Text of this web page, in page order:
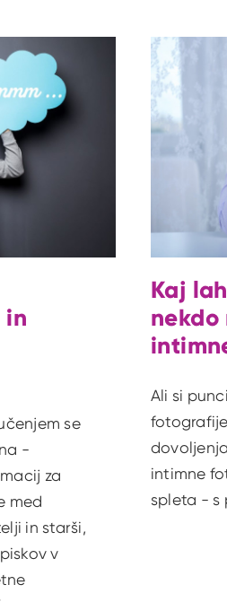
in
se
-
za
med
in starši,
v
Kaj
Ali si
intimne
spleta - s